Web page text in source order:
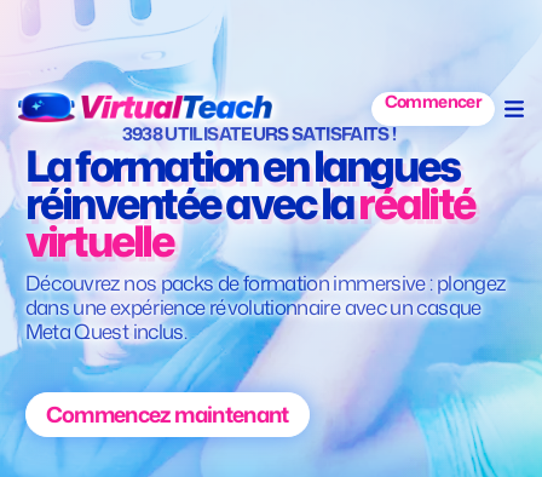
Commencer
3938 UTILISATEURS SATISFAITS !
La formation en langues
réinventée avec laréalité
virtuelle
Découvrez nos packs de formation immersive : plongez
dans une expérience révolutionnaire avec un casque
Meta Quest inclus.
Commencez maintenant